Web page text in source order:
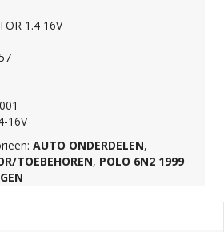
1.4 16V
16V
AUTO ONDERDELEN,
TOEBEHOREN, POLO 6N2 1999